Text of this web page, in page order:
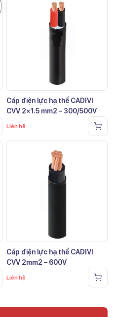
Cáp điện lực hạ thế CADIVI
CVV 2×1.5 mm2 – 300/500V
Liên hệ
Cáp điện lực hạ thế CADIVI
CVV 2mm2 – 600V
Liên hệ